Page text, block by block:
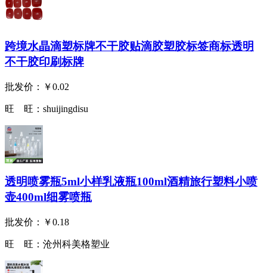
跨境水晶滴塑标牌不干胶贴滴胶塑胶标签商标透明
不干胶印刷标牌
批发价： ￥0.02
旺 旺： shuijingdisu
透明喷雾瓶5ml小样乳液瓶100ml酒精旅行塑料小喷
壶400ml细雾喷瓶
批发价： ￥0.18
旺 旺： 沧州科美格塑业